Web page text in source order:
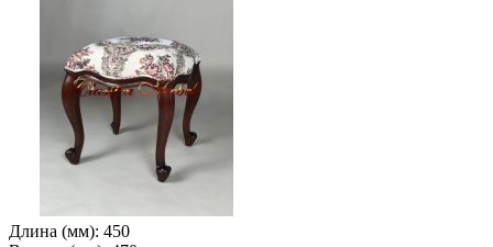
Длина (мм): 450